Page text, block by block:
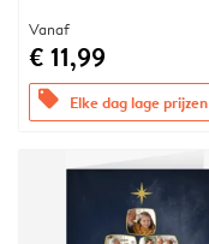
Vanaf
€ 11,99
offers Elke dag lage prijzen